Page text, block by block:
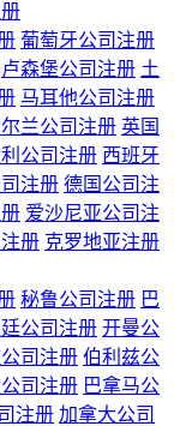
葡萄牙公司注册
卢森堡公司注册 土
马耳他公司注册
兰公司注册 英国
公司注册 西班牙
注册 德国公司注
爱沙尼亚公司注
册 克罗地亚注册
秘鲁公司注册 巴
公司注册 开曼公
司注册 伯利兹公
司注册 巴拿马公
注册 加拿大公司